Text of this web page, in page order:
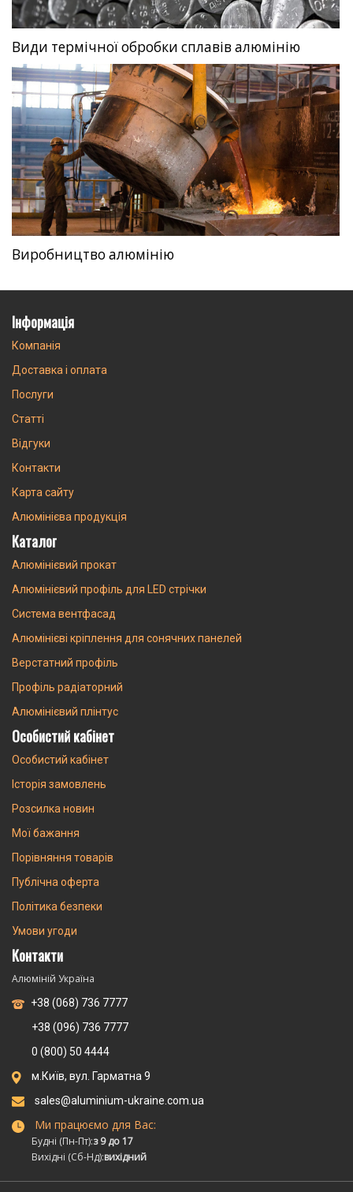
Види термічної обробки сплавів алюмінію
Виробництво алюмінію
Інформація
Компанія
Доставка і оплата
Послуги
Статті
Відгуки
Контакти
Карта сайту
Алюмінієва продукція
Каталог
Алюмінієвий прокат
Алюмінієвий профіль для LED стрічки
Система вентфасад
Алюмінієві кріплення для сонячних панелей
Верстатний профіль
Профіль радіаторний
Алюмінієвий плінтус
Особистий кабінет
Особистий кабінет
Історія замовлень
Розсилка новин
Мої бажання
Порівняння товарів
Публічна оферта
Політика безпеки
Умови угоди
Контакти
Алюміній Україна
+38 (068) 736 7777
+38 (096) 736 7777
0 (800) 50 4444
м.Київ, вул. Гарматна 9
sales@aluminium-ukraine.com.ua
Ми працюємо для Вас:
Будні (Пн-Пт):з 9 до 17
Вихідні (Сб-Нд):вихідний